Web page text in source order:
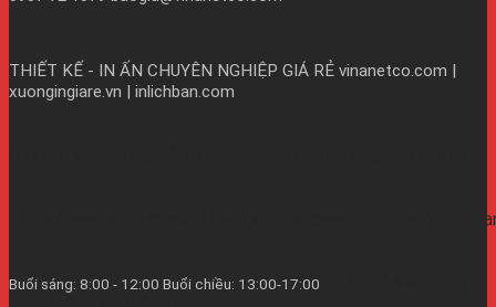
THIẾT KẾ - IN ẤN CHUYÊN NGHIỆP GIÁ RẺ vinanetco.com |
xuongingiare.vn | inlichban.com
https://vinanetco.com/https://xuongingiare.vn/https://
Buổi sáng: 8:00 - 12:00 Buổi chiều: 13:00-17:00